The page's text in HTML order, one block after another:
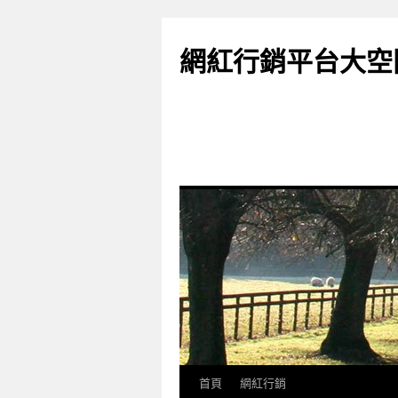
網紅行銷平台大
首頁 網紅行銷